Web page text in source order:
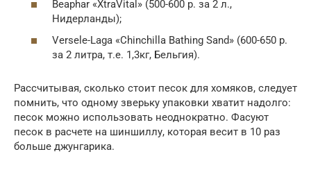
Beaphar «XtraVital» (500-600 р. за 2 л.,
Нидерланды);
Versele-Laga «Chinchilla Bathing Sand» (600-650 р.
за 2 литра, т.е. 1,3кг, Бельгия).
Рассчитывая, сколько стоит песок для хомяков, следует
помнить, что одному зверьку упаковки хватит надолго:
песок можно использовать неоднократно. Фасуют
песок в расчете на шиншиллу, которая весит в 10 раз
больше джунгарика.